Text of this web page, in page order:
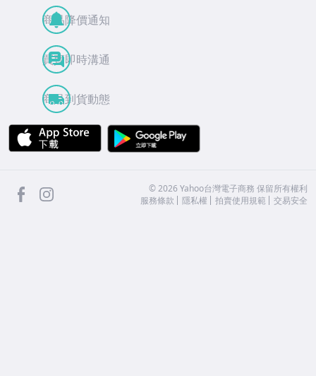
商品降價通知
買賣即時溝通
商品到貨動態
APP Store
facebook ©2026 Yahoo台灣電子商務 保留所有權利
服務條款
隱私權 拍賣使用規範 交易安全